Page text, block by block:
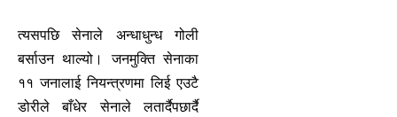
त्यसपछि सेनाले अन्धाधुन्ध गोली
बर्साउन थाल्यो। जनमुक्ति सेनाका
११ जनालाई नियन्त्रणमा लिई एउटै
डोरीले बाँधेर सेनाले लतार्दैपछार्दै